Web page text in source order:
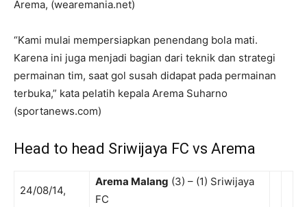
Arema, (wearemania.net)
“Kami mulai mempersiapkan penendang bola mati.
Karena ini juga menjadi bagian dari teknik dan strategi
permainan tim, saat gol susah didapat pada permainan
terbuka,” kata pelatih kepala Arema Suharno
(sportanews.com)
Head to head Sriwijaya FC vs Arema
24/08/14,
Arema Malang (3) – (1) Sriwijaya
FC